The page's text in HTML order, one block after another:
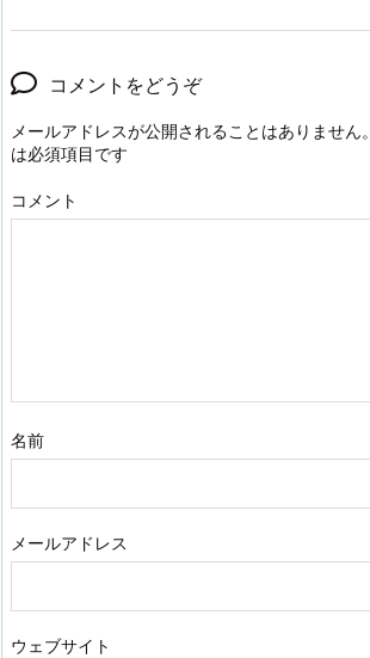
コメントをどうぞ
メールアドレスが公開されることはありません。
は必須項目です
コメント
名前
メールアドレス
ウェブサイト